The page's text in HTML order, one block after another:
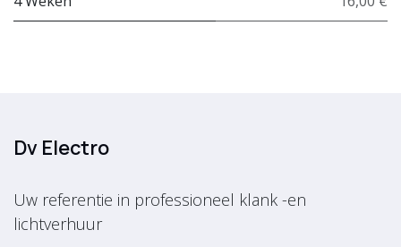
Dv Electro
Uw referentie in professioneel klank -en
lichtverhuur